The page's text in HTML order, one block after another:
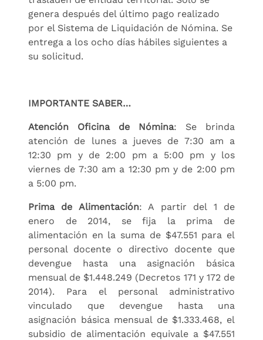
genera después del último pago realizado
por el Sistema de Liquidación de Nómina. Se
entrega a los ocho días hábiles siguientes a
su solicitud.
IMPORTANTE SABER…
Atención Oficina de Nómina: Se brinda
atención de lunes a jueves de 7:30 am a
12:30 pm y de 2:00 pm a 5:00 pm y los
viernes de 7:30 am a 12:30 pm y de 2:00 pm
a 5:00 pm.
Prima de Alimentación: A partir del 1 de
enero de 2014, se fija la prima de
alimentación en la suma de $47.551 para el
personal docente o directivo docente que
devengue hasta una asignación básica
mensual de $1.448.249 (Decretos 171 y 172 de
2014). Para el personal administrativo
vinculado que devengue hasta una
asignación básica mensual de $1.333.468, el
subsidio de alimentación equivale a $47.551